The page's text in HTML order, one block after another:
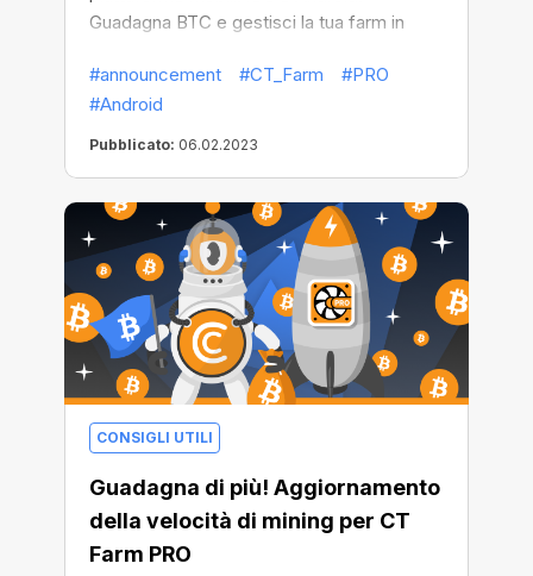
Guadagna BTC e gestisci la tua farm in
dispositivo.
#announcement #CT_Farm
#PRO
#Android
Pubblicato: 06.02.2023
CONSIGLI UTILI
Guadagna di più! Aggiornamento
della velocità di mining per CT
Farm PRO